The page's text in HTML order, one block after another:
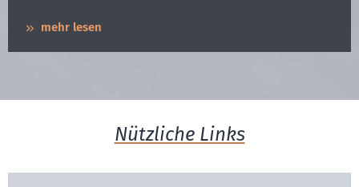
mehr lesen
Nützliche Links